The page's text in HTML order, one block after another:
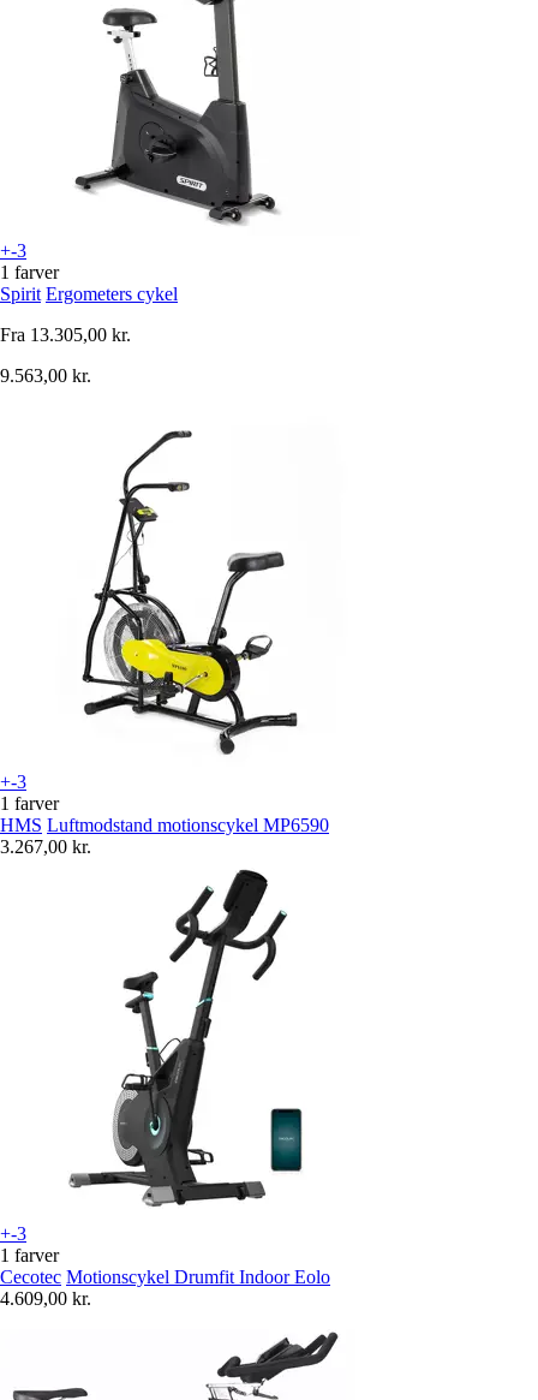
+-3
1 farver
Spirit Ergometers cykel
Fra 13.305,00 kr.
9.563,00 kr.
+-3
1 farver
HMS Luftmodstand motionscykel MP6590
3.267,00 kr.
+-3
1 farver
Cecotec Motionscykel Drumfit Indoor Eolo
4.609,00 kr.